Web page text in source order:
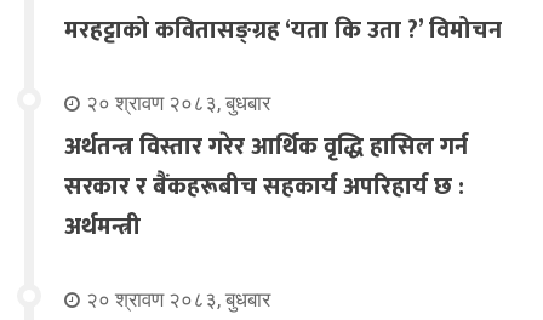
मरहट्टाको कवितासङ्ग्रह ‘यता कि उता ?’ विमोचन
२० श्रावण २०८३, बुधबार
अर्थतन्त्र विस्तार गरेर आर्थिक वृद्धि हासिल गर्न
सरकार र बैंकहरूबीच सहकार्य अपरिहार्य छ :
अर्थमन्त्री
२० श्रावण २०८३, बुधबार